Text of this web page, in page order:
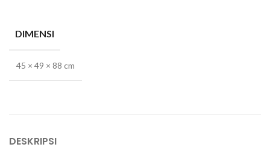
DIMENSI
45 × 49 × 88 cm
DESKRIPSI